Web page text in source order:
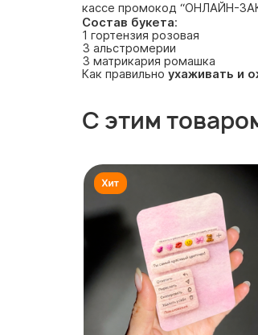
кассе промокод “ОНЛАЙН-
Состав букета:
1 гортензия розовая
3 альстромерии
3 матрикария ромашка
Как правильно ухаживать и
С этим